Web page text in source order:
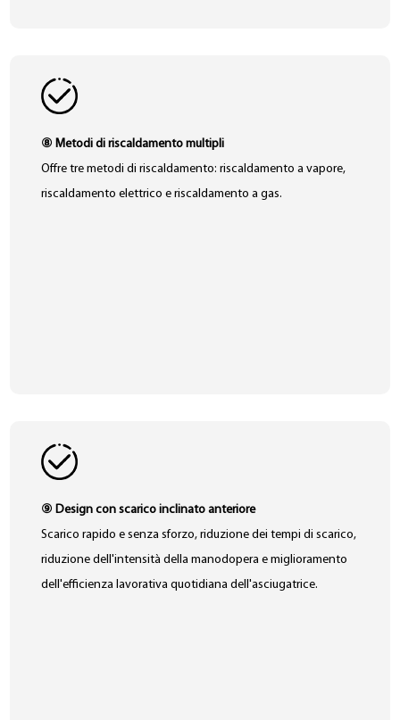
⑧ Metodi di riscaldamento multipli
Offre tre metodi di riscaldamento: riscaldamento a vapore,
riscaldamento elettrico e riscaldamento a gas.
⑨ Design con scarico inclinato anteriore
Scarico rapido e senza sforzo, riduzione dei tempi di scarico,
riduzione dell'intensità della manodopera e miglioramento
dell'efficienza lavorativa quotidiana dell'asciugatrice.